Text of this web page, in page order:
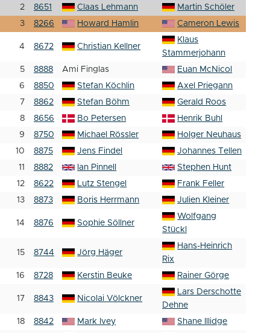
2
8651 Claas Lehmann
Martin Schöler
3
8266 Howard Hamlin Cameron Lewis
4 8672 Christian Kellner
Klaus
Stammerjohann
5
8888 Ami Finglas
Euan McNicol
6
8850 Stefan Köchlin
Axel Priegann
7
8862 Stefan Böhm
Gerald Roos
8
8656 Bo Petersen
Henrik Buhl
9
8750 Michael Rössler
Holger Neuhaus
10
8875 Jens Findel
Johannes Tellen
11
8882 Ian Pinnell
Stephen Hunt
12
8622 Lutz Stengel
Frank Feller
13
8873 Boris Herrmann Julien Kleiner
14 8876 Sophie Söllner
Wolfgang
Stückl
15 8744 Jörg Häger
Hans-Heinrich
Rix
16
8728 Kerstin Beuke Rainer Görge
17 8843 Nicolai Völckner
Lars Derschotte
Dehne
18
8842 Mark Ivey
Shane Illidge